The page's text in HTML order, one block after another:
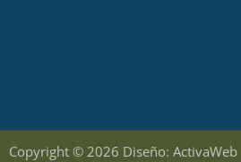
Copyright © 2026 Diseño: ActivaWeb